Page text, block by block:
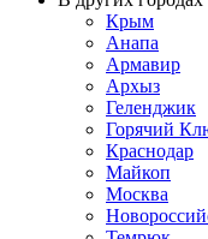
Крым
Анапа
Армавир
Архыз
Геленджик
Горячий
Краснодар
Майкоп
Москва